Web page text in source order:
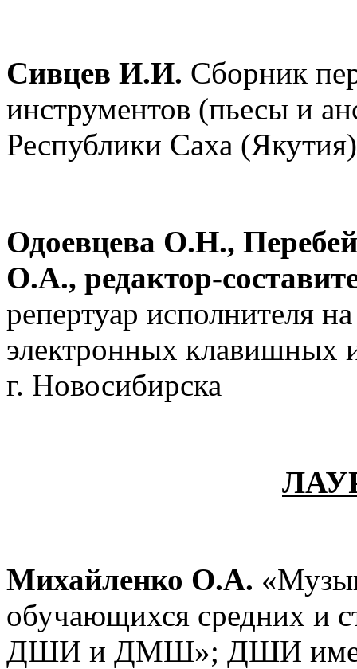
Сивцев И.И. Сборник
инструментов (пьесы и
Республики Саха
Одоевцева О.Н.,
О.А., редактор-
репертуар исполнителя
электронных
г. Новосибирска
Михайленко О.А.
обучающихся средних и
ДШИ и ДМШ»; ДШИ